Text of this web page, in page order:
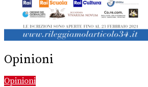
Opinioni
Opinioni